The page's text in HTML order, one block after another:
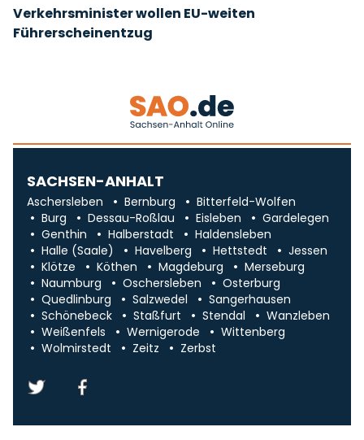
Verkehrsminister wollen EU-weiten
Führerscheinentzug
SACHSEN-ANHALT
Aschersleben Bernburg
Bitterfeld-Wolfen
Burg
Dessau-Roßlau Eisleben
Gardelegen
Genthin
Halberstadt
Haldensleben
Halle (Saale)
Havelberg Hettstedt
Jessen
Klötze
Köthen Magdeburg
Merseburg
Naumburg
Oschersleben
Osterburg
Quedlinburg
Salzwedel
Sangerhausen
Schönebeck
Staßfurt Stendal
Wanzleben
Weißenfels
Wernigerode
Wittenberg
Wolmirstedt
Zeitz Zerbst